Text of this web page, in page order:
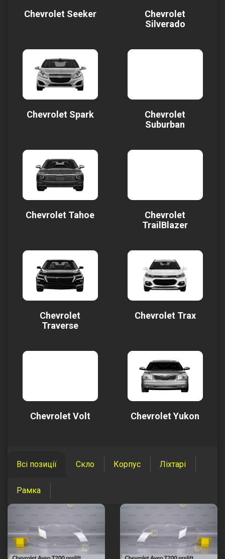
Chevrolet Seeker
Chevrolet
Silverado
Chevrolet Spark
Chevrolet
Suburban
Chevrolet Tahoe
Chevrolet
TrailBlazer
Chevrolet
Traverse
Chevrolet Trax
Chevrolet Volt Chevrolet Yukon
Всі позиції Скло Корпус Ліхтарі
Рамка